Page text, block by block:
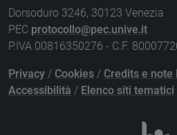
Dorsoduro 3246, 30123 Venezia
PEC protocollo@pec.unive.it
P.IVA 00816350276 - C.F.
Privacy / Cookies / Credits e note
Accessibilità / Elenco siti tematici